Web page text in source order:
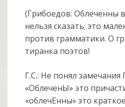
(Грибоедов: Облеченны
нельзя сказать; это
против грамматики. О
тиранка поэтов!
Г.С.: Не понял замечания
«ОблеченЫ» это
«облечЕнны» это